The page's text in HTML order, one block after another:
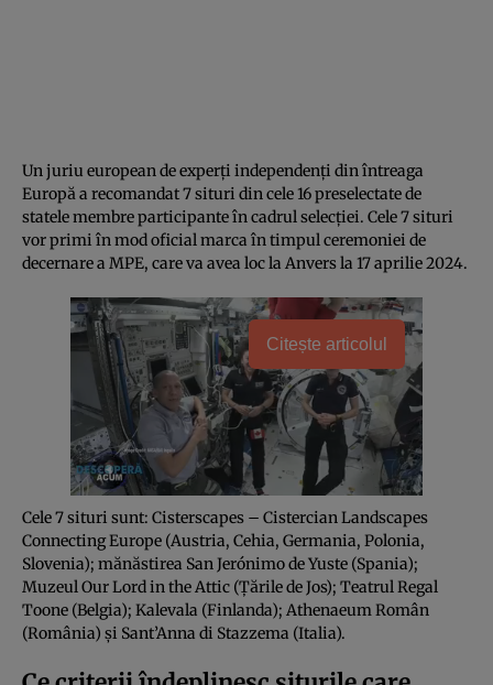
Un juriu european de experți independenți din întreaga
Europă a recomandat 7 situri din cele 16 preselectate de
statele membre participante în cadrul selecției. Cele 7 situri
vor primi în mod oficial marca în timpul ceremoniei de
decernare a MPE, care va avea loc la Anvers la 17 aprilie 2024.
Citește articolul
Cele 7 situri sunt: Cisterscapes – Cistercian Landscapes
Connecting Europe (Austria, Cehia, Germania, Polonia,
Slovenia); mănăstirea San Jerónimo de Yuste (Spania);
Muzeul Our Lord in the Attic (Țările de Jos); Teatrul Regal
Toone (Belgia); Kalevala (Finlanda); Athenaeum Român
(România) și Sant’Anna di Stazzema (Italia).